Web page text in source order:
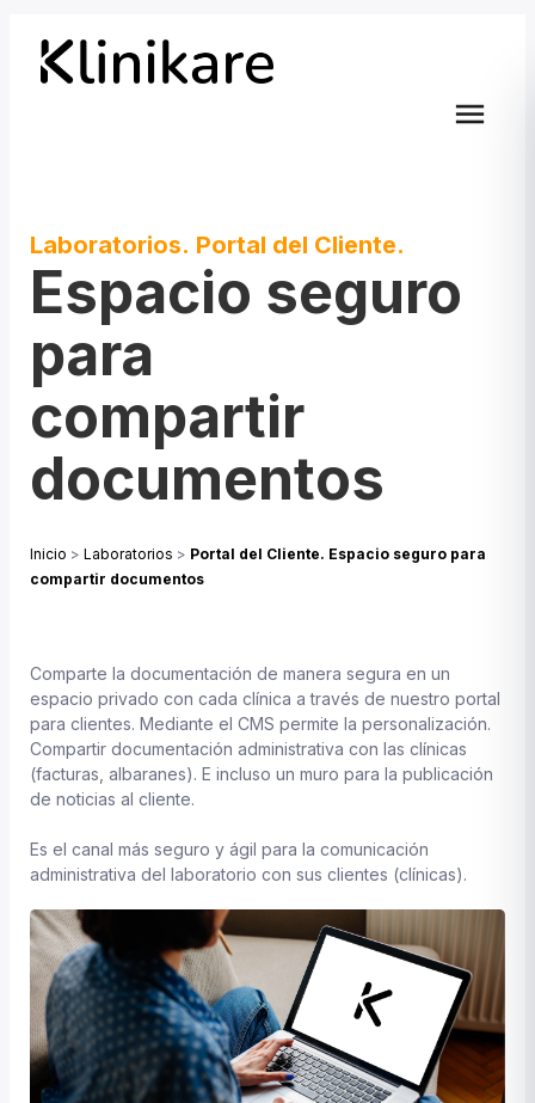
menu
Laboratorios. Portal del Cliente.
Espacio seguro
para
compartir
documentos
Inicio >Laboratorios > Portal del Cliente. Espacio seguro para
compartir documentos
Comparte la documentación de manera segura en un
espacio privado con cada clínica a través de nuestro portal
para clientes. Mediante el CMS permite la personalización.
Compartir documentación administrativa con las clínicas
(facturas, albaranes). E incluso un muro para la publicación
de noticias al cliente.
Es el canal más seguro y ágil para la comunicación
administrativa del laboratorio con sus clientes (clínicas).